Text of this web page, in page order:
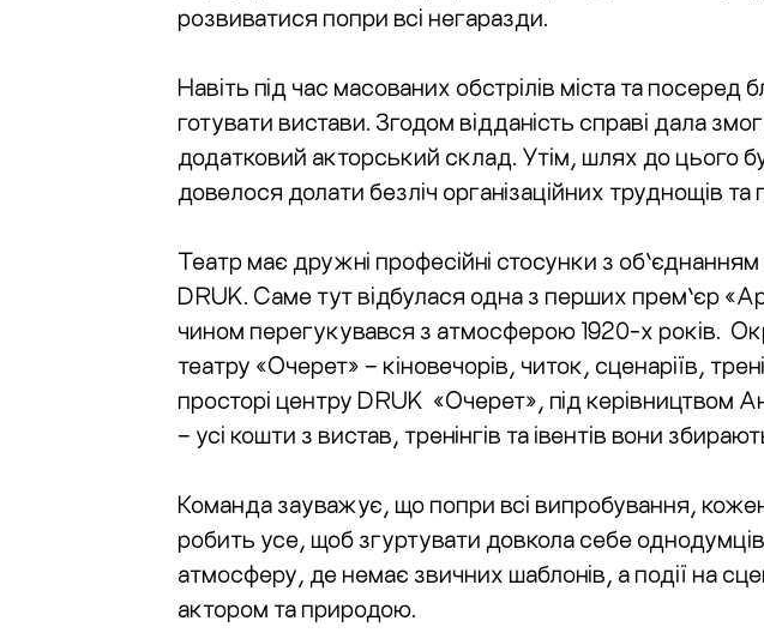
розвиватися попри всі негаразди.
Навіть під час масованих обстрілів міста та посеред
готувати вистави. Згодом відданість справі дала
додатковий акторський склад. Утім, шлях до цього
довелося долати безліч організаційних труднощів
Театр має дружні професійні стосунки з
DRUK. Саме тут відбулася одна з перших прем’єр
чином перегукувався з атмосферою 1920-х років.
театру «Очерет» – кіновечорів, читок, сценаріїв,
просторі центру DRUK «Очерет», під керівництвом
– усі кошти з вистав, тренінгів та івентів вони
Команда зауважує, що попри всі випробування,
робить усе, щоб згуртувати довкола себе
атмосферу, де немає звичних шаблонів, а події на
актором та природою.